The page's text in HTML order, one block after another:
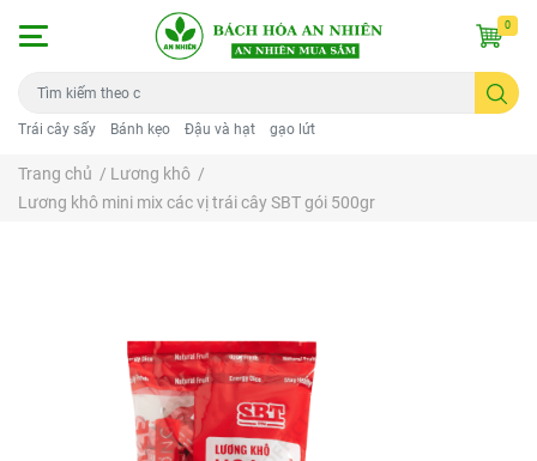
Trái cây sấy Bánh kẹo Đậu và hạt gạo lứt
0
Trang chủ / Lương khô /
Lương khô mini mix các vị trái cây SBT gói 500gr